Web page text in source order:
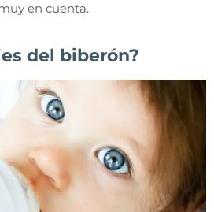
en cuenta.
del biberón?